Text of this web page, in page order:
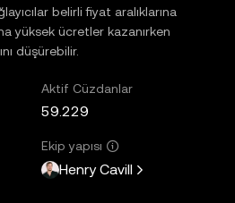
belirli fiyat aralıklarına
yüksek ücretler kazanırken
düşürebilir.
Aktif Cüzdanlar
59.229
Ekip yapısı
Henry Cavill